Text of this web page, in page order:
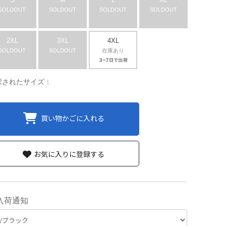
SOLDOUT SOLDOUT SOLDOUT
2XL 3XL
SOLDOUT
4XL
在庫あり
れたサイズ：
買い物かごに入れる
荷通知
お気に入りに登録する